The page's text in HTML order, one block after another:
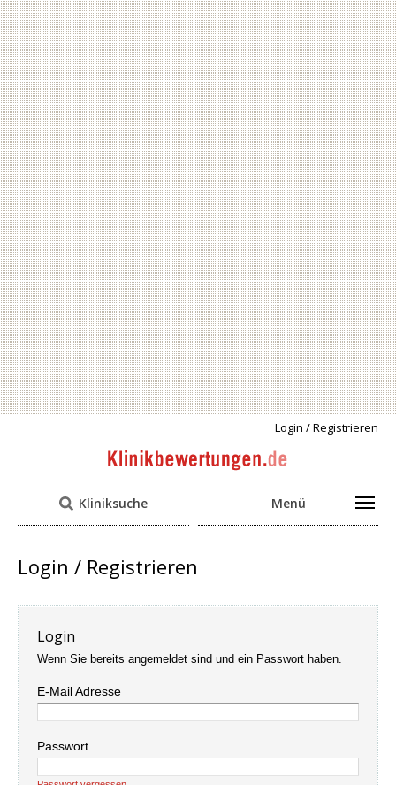
Login / Registrieren
Kliniksuche Menü
Login / Registrieren
Login
Wenn Sie bereits angemeldet sind und ein Passwort haben.
E-Mail Adresse
Passwort